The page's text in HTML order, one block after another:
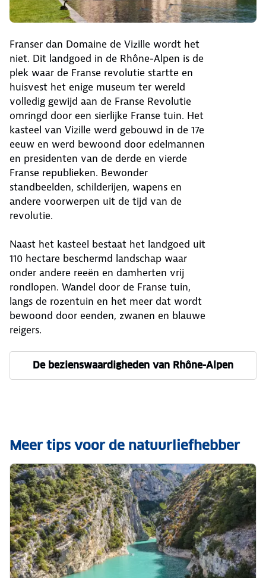
Franser dan Domaine de Vizille wordt het
niet. Dit landgoed in de Rhône-Alpen is de
plek waar de Franse revolutie startte en
huisvest het enige museum ter wereld
volledig gewijd aan de Franse Revolutie
omringd door een sierlijke Franse tuin. Het
kasteel van Vizille werd gebouwd in de 17e
eeuw en werd bewoond door edelmannen
en presidenten van de derde en vierde
Franse republieken. Bewonder
standbeelden, schilderijen, wapens en
andere voorwerpen uit de tijd van de
revolutie.
Naast het kasteel bestaat het landgoed uit
110 hectare beschermd landschap waar
onder andere reeën en damherten vrij
rondlopen. Wandel door de Franse tuin,
langs de rozentuin en het meer dat wordt
bewoond door eenden, zwanen en blauwe
reigers.
De bezienswaardigheden van Rhône-Alpen
Meer tips voor de natuurliefhebber